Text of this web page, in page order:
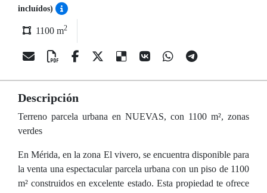
incluídos)
1100 m2
Descripción
Terreno parcela urbana en NUEVAS, con 1100 m², zonas
verdes
En Mérida, en la zona El vivero, se encuentra disponible para
la venta una espectacular parcela urbana con un piso de 1100
m² construidos en excelente estado. Esta propiedad te ofrece